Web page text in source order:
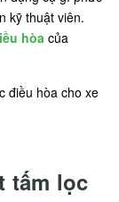
kỹ thuật viên.
hòa của
điều hòa cho xe
tấm lọc